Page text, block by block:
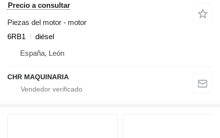
Precio a consultar
Piezas del motor - motor
6RB1
diésel
España, León
CHR MAQUINARIA